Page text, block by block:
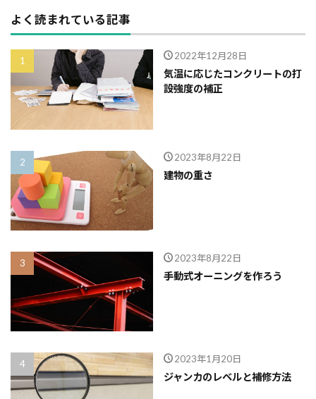
よく読まれている記事
2022年12月28日
気温に応じたコンクリートの打
設強度の補正
2023年8月22日
建物の重さ
2023年8月22日
手動式オーニングを作ろう
2023年1月20日
ジャンカのレベルと補修方法